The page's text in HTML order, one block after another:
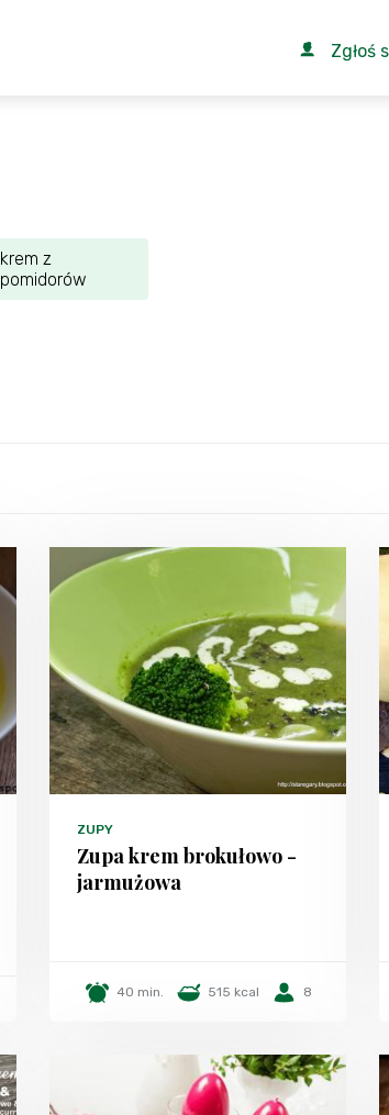
Zgłoś
krem z
pomidorów
ZUPY
Zupa krem brokułowo -
jarmużowa
40 min. 515 kcal 8